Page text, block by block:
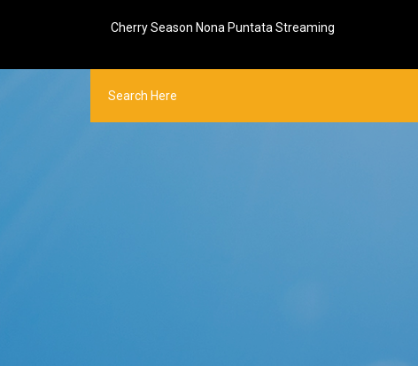
Cherry Season Nona Puntata Streaming